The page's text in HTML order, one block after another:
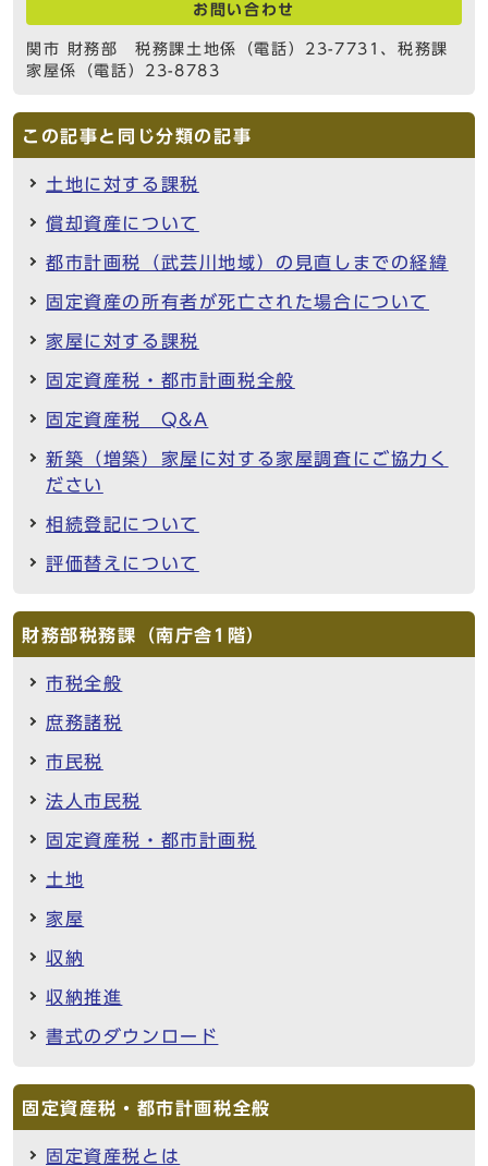
お問い合わせ
関市 財務部 税務課土地係（電話）23-7731、税務課
家屋係（電話）23-8783
この記事と同じ分類の記事
土地に対する課税
償却資産について
都市計画税（武芸川地域）の見直しまでの経緯
固定資産の所有者が死亡された場合について
家屋に対する課税
固定資産税・都市計画税全般
固定資産税 Q&A
新築（増築）家屋に対する家屋調査にご協力く
ださい
相続登記について
評価替えについて
財務部税務課（南庁舎1階）
市税全般
庶務諸税
市民税
法人市民税
固定資産税・都市計画税
土地
家屋
収納
収納推進
書式のダウンロード
固定資産税・都市計画税全般
固定資産税とは